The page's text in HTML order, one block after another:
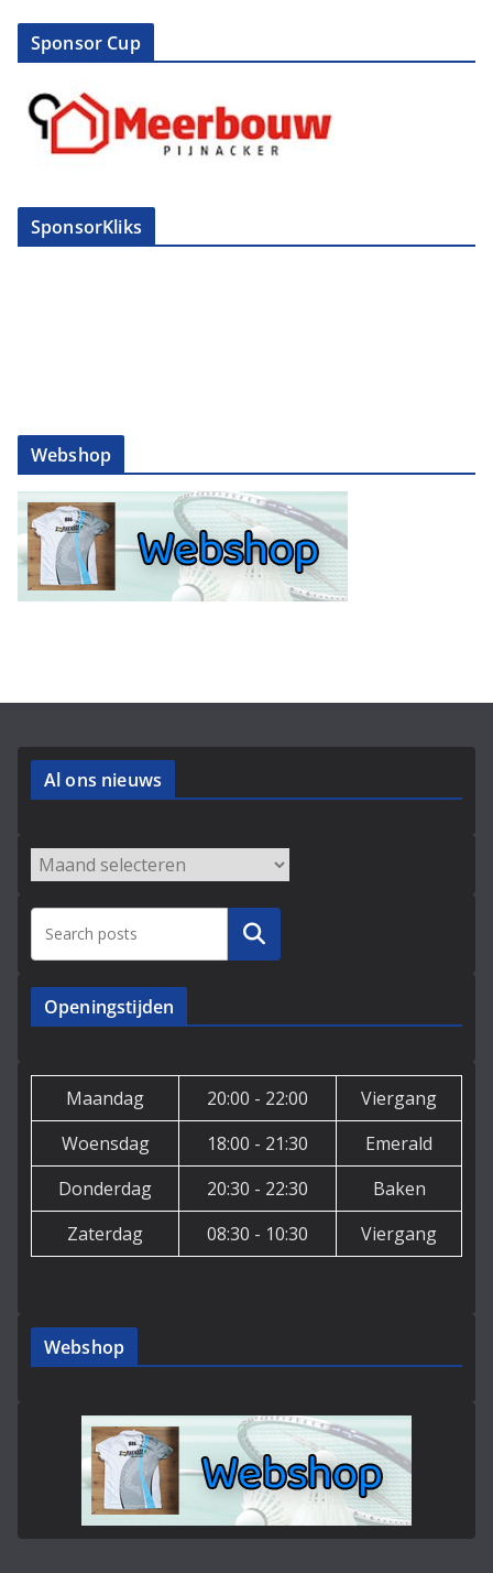
Sponsor Cup
SponsorKliks
Webshop
Al ons nieuws
Archieven
Zoeken
Openingstijden
Maandag 20:00 - 22:00
Viergang
Woensdag
18:00 - 21:30
Emerald
Donderdag
20:30 - 22:30
Baken
Zaterdag
08:30 - 10:30 Viergang
Webshop